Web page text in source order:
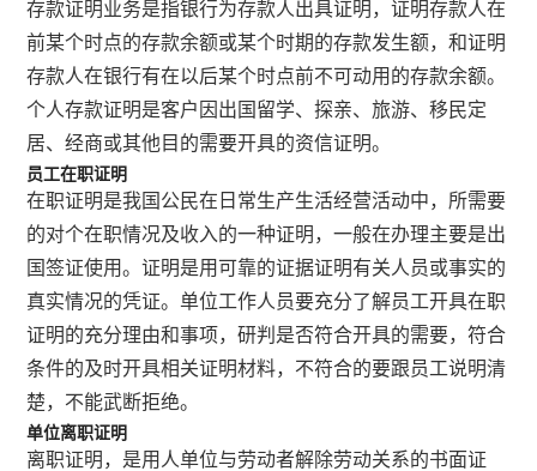
存款证明业务是指银行为存款人出具证明，证明存款人在
前某个时点的存款余额或某个时期的存款发生额，和证明
存款人在银行有在以后某个时点前不可动用的存款余额。
个人存款证明是客户因出国留学、探亲、旅游、移民定
居、经商或其他目的需要开具的资信证明。
员工在职证明
在职证明是我国公民在日常生产生活经营活动中，所需要
的对个在职情况及收入的一种证明，一般在办理主要是出
国签证使用。证明是用可靠的证据证明有关人员或事实的
真实情况的凭证。单位工作人员要充分了解员工开具在职
证明的充分理由和事项，研判是否符合开具的需要，符合
条件的及时开具相关证明材料，不符合的要跟员工说明清
楚，不能武断拒绝。
单位离职证明
离职证明，是用人单位与劳动者解除劳动关系的书面证